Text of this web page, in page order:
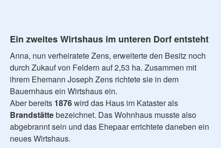
Ein zweites Wirtshaus im unteren Dorf entsteht
Anna, nun verheiratete Zens, erweiterte den Besitz noch
durch Zukauf von Feldern auf 2,53 ha. Zusammen mit
ihrem Ehemann Joseph Zens richtete sie in dem
Bauernhaus ein Wirtshaus ein.
Aber bereits 1876wird das Haus im Kataster als
Brandstättebezeichnet. Das Wohnhaus musste also
abgebrannt sein und das Ehepaar errichtete daneben ein
neues Wirtshaus.